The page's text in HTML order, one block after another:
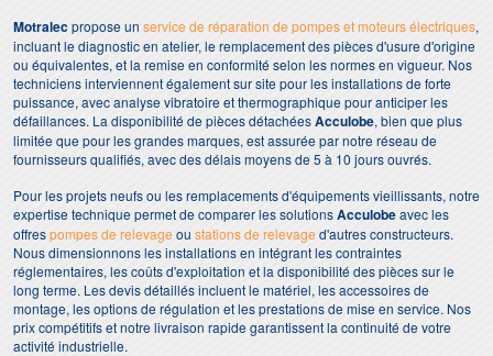
Motralecpropose un service de réparation de pompes et moteurs électriques,
incluant le diagnostic en atelier, le remplacement des pièces d'usure d'origine
ou équivalentes, et la remise en conformité selon les normes en vigueur. Nos
techniciens interviennent également sur site pour les installations de forte
puissance, avec analyse vibratoire et thermographique pour anticiper les
défaillances. La disponibilité de pièces détachéesAcculobe, bien que plus
limitée que pour les grandes marques, est assurée par notre réseau de
fournisseurs qualifiés, avec des délais moyens de 5 à 10 jours ouvrés.
Pour les projets neufs ou les remplacements d'équipements vieillissants, notre
expertise technique permet de comparer les solutionsAcculobeavec les
offrespompes de relevage ou stations de relevage d'autres constructeurs.
Nous dimensionnons les installations en intégrant les contraintes
réglementaires, les coûts d'exploitation et la disponibilité des pièces sur le
long terme. Les devis détaillés incluent le matériel, les accessoires de
montage, les options de régulation et les prestations de mise en service. Nos
prix compétitifs et notre livraison rapide garantissent la continuité de votre
activité industrielle.